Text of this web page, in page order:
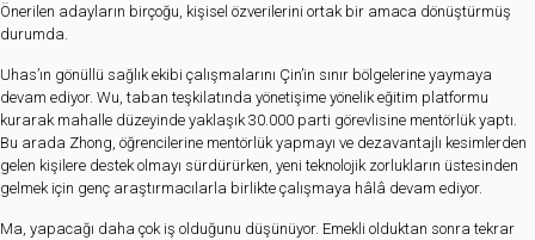
Önerilen adayların birçoğu, kişisel özverilerini ortak bir amaca dönüştürmüş
durumda.
Uhas’ın gönüllü sağlık ekibi çalışmalarını Çin’in sınır bölgelerine yaymaya
devam ediyor. Wu, taban teşkilatında yönetişime yönelik eğitim platformu
kurarak mahalle düzeyinde yaklaşık 30.000 parti görevlisine mentörlük yaptı.
Bu arada Zhong, öğrencilerine mentörlük yapmayı ve dezavantajlı kesimlerden
gelen kişilere destek olmayı sürdürürken, yeni teknolojik zorlukların üstesinden
gelmek için genç araştırmacılarla birlikte çalışmaya hâlâ devam ediyor.
Ma, yapacağı daha çok iş olduğunu düşünüyor. Emekli olduktan sonra tekrar